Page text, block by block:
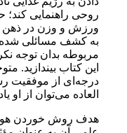
روحی راهنمایی کند؛
ورزش و وزن در ذهن شما
به کشف مسائلی شده که
مربوطه بدان توجه نکرده
این کتاب بیندازید.
درجه‌ای از موفقیت
العاده می‌توان از او یاد کرد.
هدف روش خوردن